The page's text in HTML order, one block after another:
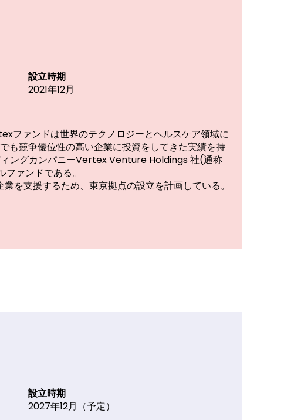
設立時期
2021年12月
ァンドは世界のテクノロジーとヘルスケア領域に
も競争優位性の高い企業に投資をしてきた実績を持
ングカンパニーVertex Venture Holdings 社(通称
ァンドである。
支援するため、東京拠点の設立を計画している。
設立時期
2027年12月（予定）